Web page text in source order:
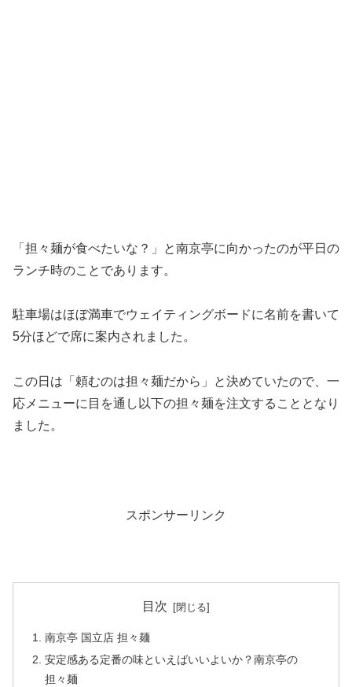
「担々麺が食べたいな？」と南京亭に向かったのが平日の
ランチ時のことであります。
駐車場はほぼ満車でウェイティングボードに名前を書いて
5分ほどで席に案内されました。
この日は「頼むのは担々麺だから」と決めていたので、一
応メニューに目を通し以下の担々麺を注文することとなり
ました。
スポンサーリンク
目次
南京亭 国立店 担々麺
安定感ある定番の味といえばいいよいか？南京亭の
担々麺